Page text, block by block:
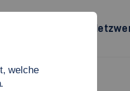
welche